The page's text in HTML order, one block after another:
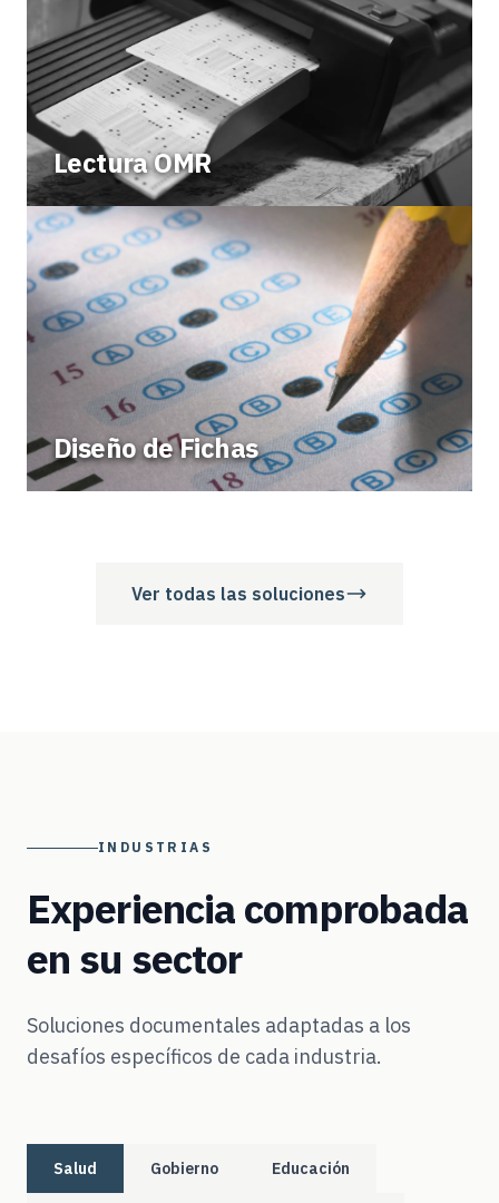
Lectura OMR
Diseño de Fichas
Ver todas las soluciones
INDUSTRIAS
Experiencia comprobada
en su sector
Soluciones documentales adaptadas a los
desafíos específicos de cada industria.
Salud Gobierno Educación